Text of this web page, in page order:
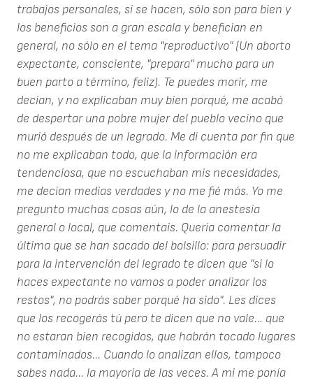
trabajos personales, si se hacen, sólo son para bien y
los beneficios son a gran escala y benefician en
general, no sólo en el tema "reproductivo" (Un aborto
expectante, consciente, "prepara" mucho para un
buen parto a término, feliz). Te puedes morir, me
decían, y no explicaban muy bien porqué, me acabó
de despertar una pobre mujer del pueblo vecino que
murió después de un legrado. Me di cuenta por fin que
no me explicaban todo, que la información era
tendenciosa, que no escuchaban mis necesidades,
me decían medias verdades y no me fié más. Yo me
pregunto muchas cosas aún, lo de la anestesia
general o local, que comentais. Quería comentar la
última que se han sacado del bolsillo: para persuadir
para la intervención del legrado te dicen que "si lo
haces expectante no vamos a poder analizar los
restos", no podrás saber porqué ha sido". Les dices
que los recogerás tú pero te dicen que no vale... que
no estaran bien recogidos, que habrán tocado lugares
contaminados... Cuando lo analizan ellos, tampoco
sabes nada... la mayoría de las veces. A mi me ponía